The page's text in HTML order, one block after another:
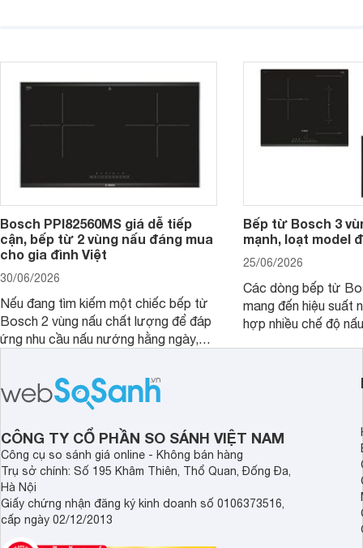
mẫu bếp đáp ứng tốt các tiêu chí này.
Bosch PPI82560MS giá dễ tiếp
cận, bếp từ 2 vùng nấu đáng mua
cho gia đình Việt
30/06/2026
Nếu đang tìm kiếm một chiếc bếp từ
Bosch 2 vùng nấu chất lượng để đáp
ứng nhu cầu nấu nướng hằng ngày,
chọn đáng cân nhắc.
Bếp từ Bosch 3
mạnh, loạt model
25/06/2026
Các dòng bếp từ
mang đến hiệu suất
hợp nhiều chế độ
vùng nấu đáng mua
CÔNG TY CỔ PHẦN SO SÁNH VIỆT NAM
Công cụ so sánh giá online - Không bán hàng
Trụ sở chính: Số 195 Khâm Thiên, Thổ Quan, Đống Đa,
Hà Nội
Giấy chứng nhận đăng ký kinh doanh số 0106373516,
cấp ngày 02/12/2013